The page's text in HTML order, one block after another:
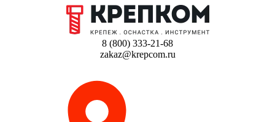
8 (800) 333-21-68
zakaz@krepcom.ru